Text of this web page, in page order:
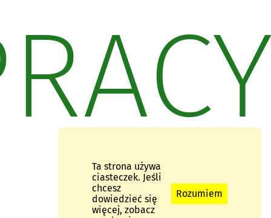
Ta strona używa
ciasteczek. Jeśli
chcesz
dowiedzieć się
więcej, zobacz
Rozumiem